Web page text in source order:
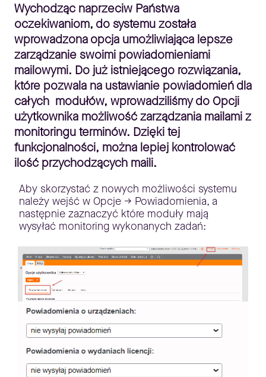
Wychodząc naprzeciw Państwa
oczekiwaniom, do systemu została
wprowadzona opcja umożliwiająca lepsze
zarządzanie swoimi powiadomieniami
mailowymi. Do już istniejącego rozwiązania,
które pozwala na ustawianie powiadomień dla
całych modułów, wprowadziliśmy do Opcji
użytkownika możliwość zarządzania mailami z
monitoringu terminów. Dzięki tej
funkcjonalności, można lepiej kontrolować
ilość przychodzących maili.
Aby skorzystać z nowych możliwości systemu
należy wejść w Opcje -> Powiadomienia, a
następnie zaznaczyć które moduły mają
wysyłać monitoring wykonanych zadań: